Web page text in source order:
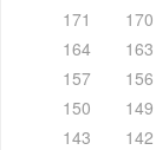
171
170
164
163
157
156
150
149
143
142